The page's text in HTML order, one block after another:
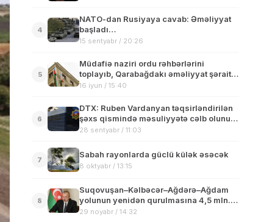
4
NATO-dan Rusiyaya cavab: Əməliyyat
başladı…
15 sentyabr / 20:26
5
Müdafiə naziri ordu rəhbərlərini
toplayıb, Qarabağdakı əməliyyat şəraiti
təhlil edilib
16 iyun / 15:40
6
DTX: Ruben Vardanyan təqsirləndirilən
şəxs qismində məsuliyyətə cəlb olunub
– VİDEO
28 sentyabr / 11:03
7
Sabah rayonlarda güclü külək əsəcək
8 oktyabr / 13:15
8
Suqovuşan‒Kəlbəcər‒Ağdərə‒Ağdam
yolunun yenidən qurulmasına 4,5 mln.
manat ayrılıb
29 noyabr / 14:32